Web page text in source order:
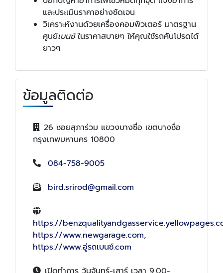
และประเมินราคาอย่างชัดเจน
วิเคราะห์งานด้วยเครื่องคอมพิวเตอร์ มาตรฐาน
ศูนย์เบนซ์ในราคาสบายๆ ให้คุณใช้รถคันโปรดได้
ยาวๆ
ข้อมูลติดต่อ
26 ซอยสุภาร่วม แขวงบางซื่อ เขตบางซื่อ
กรุงเทพมหานคร 10800
084-758-9005
bird.srirod@gmail.com
https://
https://www.newgarage.com,
https://www.อู่รถเบนซ์.com